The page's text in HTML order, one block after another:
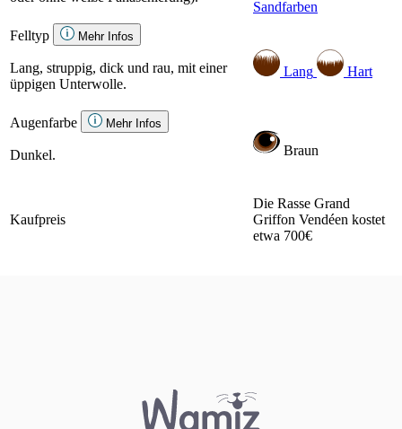
Sandfarben
Felltyp
Mehr Infos
Lang, struppig, dick und rau, mit einer
üppigen Unterwolle.
Lang Hart
Augenfarbe Mehr Infos
Dunkel. Braun
Kaufpreis
Die Rasse Grand
Griffon Vendéen kostet
etwa 700€